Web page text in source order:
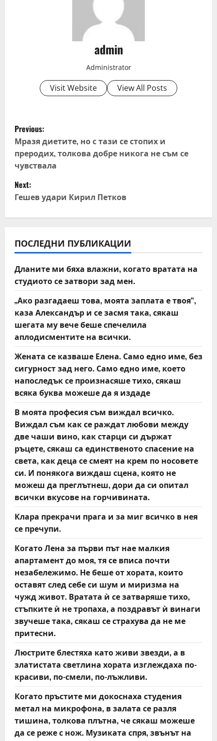
admin
Administrator
Visit Website View All Posts
P
o
s
t
n
v
i
g
a
t
i
o
n
Previous:
Мразя диетите, но с тази се стопих и
преродих, толкова добре никога не съм се
чувствала
Next:
Гешев удари Кирил Петков
ПОСЛЕДНИ ПУБЛИКАЦИИ
Дланите ми бяха влажни, когато вратата на
студиото се затвори зад мен.
„Ако разгадаеш това, моята заплата е твоя“,
каза Александър и се засмя така, сякаш
шегата му вече беше спечелила
аплодисментите на всички.
Жената се казваше Елена. Само едно име, без
сигурност зад него. Само едно име, което
напоследък се произнасяше тихо, сякаш
всяка буква можеше да я издаде
В моята професия съм виждал всичко.
Виждал съм как се раждат любови между
две чаши вино, как старци си държат
ръцете, сякаш са единственото спасение на
света, как деца се смеят на крем по носовете
си. И понякога виждаш сцена, която не
можеш да преглътнеш, дори да си опитал
всички вкусове на горчивината.
Клара прекрачи прага и за миг всичко в нея
се пречупи.
Когато Лена за първи път нае малкия
апартамент до моя, тя се вписа почти
незабележимо. Не беше от хората, които
оставят след себе си шум и миризма на
чужд живот. Вратата ѝ се затваряше тихо,
стъпките ѝ не тропаха, а поздравът ѝ винаги
звучеше така, сякаш се страхува да не ме
притесни.
Люстрите блестяха като живи звезди, а в
златистата светлина хората изглеждаха по-
красиви, по-смели, по-лъжливи.
Когато пръстите ми докоснаха студения
метал на микрофона, в залата се разля
тишина, толкова плътна, че сякаш можеше
да се реже с нож. Музиката спря, звънът на